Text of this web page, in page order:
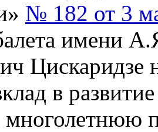
№ 182 от 3
имени
Цискаридзе
в
многолетнюю